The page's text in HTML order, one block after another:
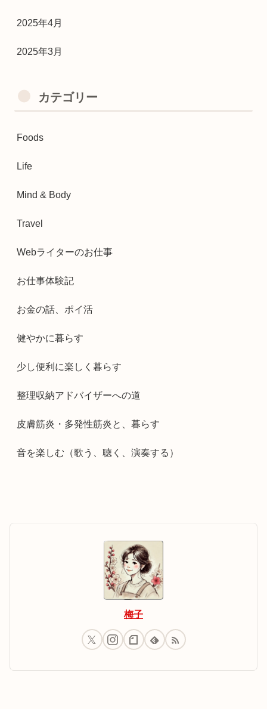
2025年4月
2025年3月
カテゴリー
Foods
Life
Mind & Body
Travel
Webライターのお仕事
お仕事体験記
お金の話、ポイ活
健やかに暮らす
少し便利に楽しく暮らす
整理収納アドバイザーへの道
皮膚筋炎・多発性筋炎と、暮らす
音を楽しむ（歌う、聴く、演奏する）
梅子